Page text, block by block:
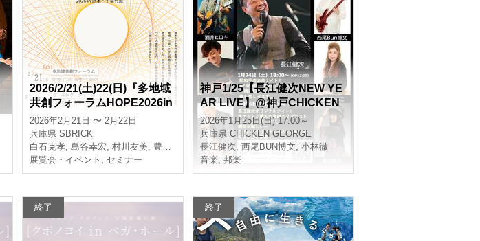
2026/2/21(土)22(日)『多地域
共創フォーラムHOPE2026in
洲本・千草竹原』を開催しま
す！
2026年2月21日 〜 2月22日
兵庫県 SBRICK
白石克孝, 島谷幸宏, 村川友美, 豊田光世
展覧会・イベント , セミナー
神戸1/25【長江健次NEW YE
AR LIVE】@神戸CHICKEN
GEORGE
2026年1月25日(日) 17:00～
兵庫県 CHICKEN GEORGE
長江健次, 西尾BUN博文, 小林徹
音楽, 邦楽
終了 終了